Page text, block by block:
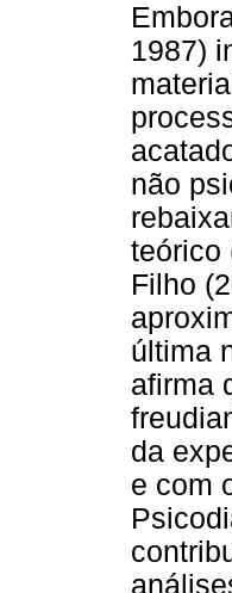
1987)
não
teórico
Filho
última
afirma
da
e com